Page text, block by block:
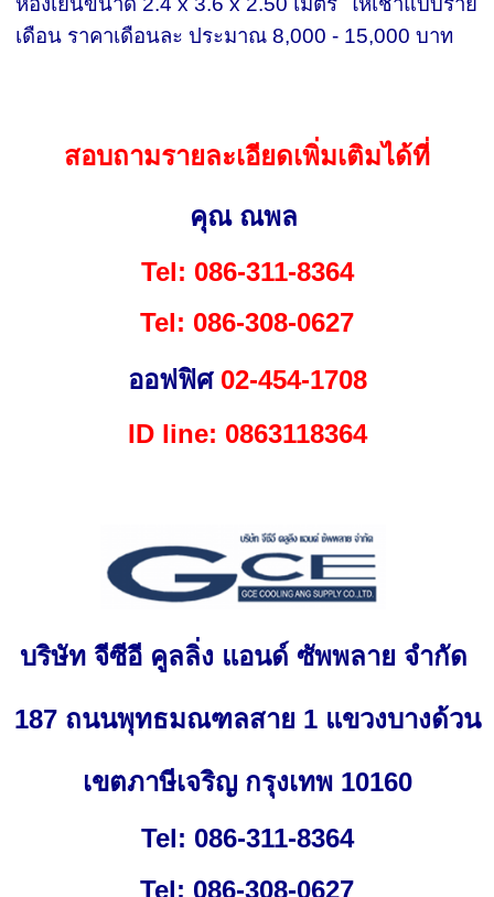
เดือน ราคาเดือนละ ประมาณ 8,000 - 15,000 บาท
สอบถามรายละเอียดเพิ่มเติมได้ที่
คุณ ณพล
Tel: 086-311-8364
Tel: 086-308-0627
ออฟฟิศ 02-454-1708
ID line: 0863118364
บริษัท จีซีอี คูลลิ่ง แอนด์ ซัพพลาย จำกัด
187 ถนนพุทธมณฑลสาย 1 แขวงบางด้วน
เขตภาษีเจริญ กรุงเทพ 10160
Tel: 086-311-8364
Tel: 086-308-0627